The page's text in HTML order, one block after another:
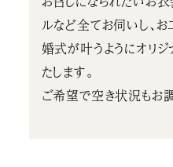
ルなど全てお伺いし、
婚式が叶うようにオリ
たします。
ご希望で空き状況もお